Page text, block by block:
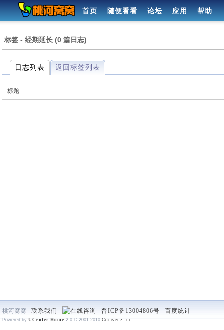
首页 随便看看 论坛 应用 帮助
标签 - 经期延长 (0 篇日志)
日志列表 返回标签列表
标题
桃河窝窝 - 联系我们 - - 晋ICP备13004806号 - 百度统计
Powered by UCenter Home 2.0 © 2001-2010 Comsenz Inc.